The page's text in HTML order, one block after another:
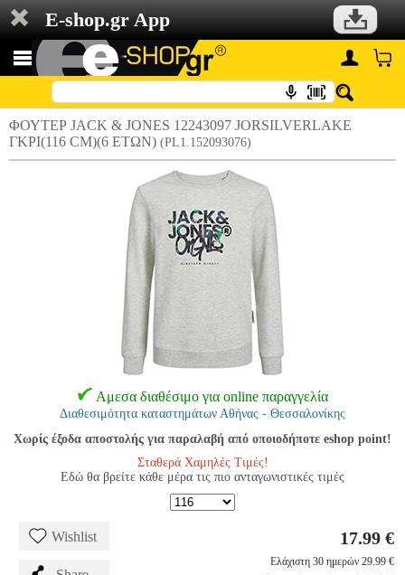
E-shop.gr App
ΦΟΥΤΕΡ JACK & JONES 12243097 JORSILVERLAKE
ΓΚΡΙ(116 CM)(6 ΕΤΩΝ) (PL1.152093076)
Αμεσα διαθέσιμο για online παραγγελία
Διαθεσιμότητα καταστημάτων Αθήνας - Θεσσαλονίκης
Χωρίς έξοδα αποστολής για παραλαβή από οποιοδήποτε eshop point!
Σταθερά Χαμηλές Τιμές!
Εδώ θα βρείτε κάθε μέρα τις πιο ανταγωνιστικές τιμές
Wishlist 17.99 €
Ελάχιστη 30 ημερών 29.99 €